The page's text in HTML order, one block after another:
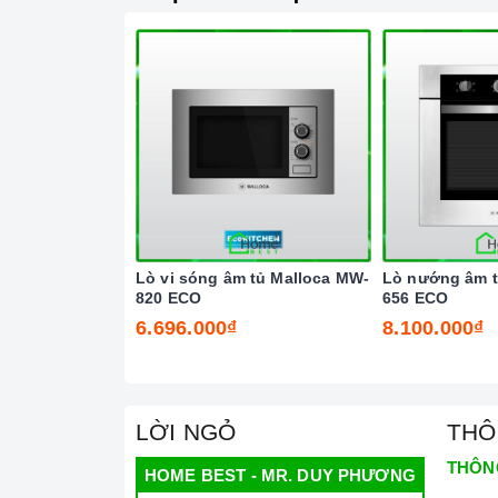
Lò vi sóng âm tủ Malloca MW-
820 ECO
6.696.000₫
Lò nướng âm
656 ECO
8.100.000₫
LỜI NGỎ
HOME BEST - MR. DUY PHƯƠNG